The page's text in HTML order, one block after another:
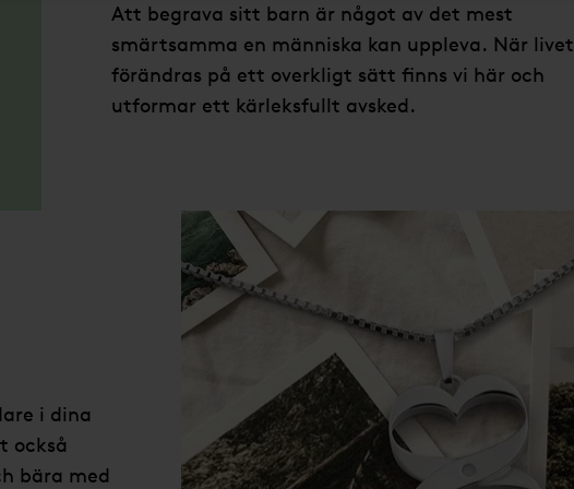
Att begrava sitt barn är något av det mest
smärtsamma en människa kan uppleva. När livet
förändras på ett overkligt sätt finns vi här och
utformar ett kärleksfullt avsked.
i dina
också
bära med